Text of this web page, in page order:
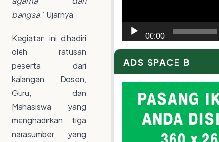
bangsa.” Ujarnya
Kegiatan ini dihadiri
oleh ratusan
peserta dari
kalangan Dosen,
Guru, dan
Mahasiswa yang
menghadirkan tiga
narasumber yang
00:00
ADS SPACE B